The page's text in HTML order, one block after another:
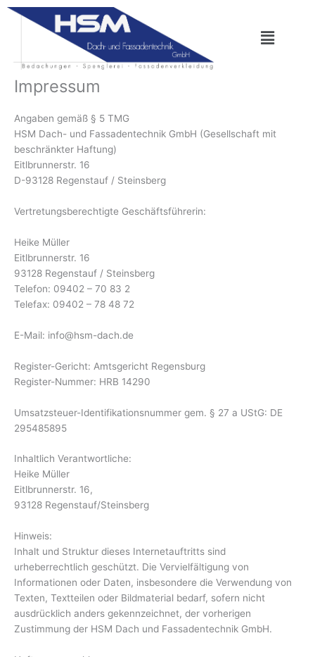
Zum
Impressum
Angaben gemäß § 5 TMG
HSM Dach- und Fassadentechnik GmbH (Gesellschaft mit
beschränkter Haftung)
Eitlbrunnerstr. 16
D-93128 Regenstauf / Steinsberg
Vertretungsberechtigte Geschäftsführerin:
Heike Müller
Eitlbrunnerstr. 16
93128 Regenstauf / Steinsberg
Telefon: 09402 – 70 83 2
Telefax: 09402 – 78 48 72
E-Mail: info@hsm-dach.de
Register-Gericht: Amtsgericht Regensburg
Register-Nummer: HRB 14290
Umsatzsteuer-Identifikationsnummer gem. § 27 a UStG: DE
295485895
Inhaltlich Verantwortliche:
Heike Müller
Eitlbrunnerstr. 16,
93128 Regenstauf/Steinsberg
Hinweis:
Inhalt und Struktur dieses Internetauftritts sind
urheberrechtlich geschützt. Die Vervielfältigung von
Informationen oder Daten, insbesondere die Verwendung von
Texten, Textteilen oder Bildmaterial bedarf, sofern nicht
ausdrücklich anders gekennzeichnet, der vorherigen
Zustimmung der HSM Dach und Fassadentechnik GmbH.